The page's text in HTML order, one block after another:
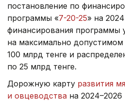
постановление по
программы «7-20-25» на
финансирования программы
на максимально допустимом
100 млрд тенге и
по 25 млрд тенге.
Дорожную карту развития
и овцеводства на